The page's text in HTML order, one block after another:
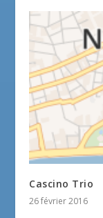
Cascino Trio
26 février 2016